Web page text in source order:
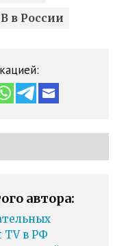
в России
автора:
TV в РФ